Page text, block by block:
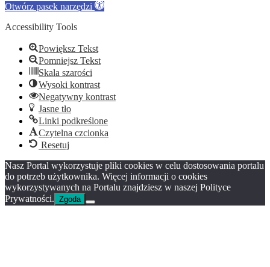
Otwórz pasek narzędzi
Accessibility Tools
Powiększ Tekst
Pomniejsz Tekst
Skala szarości
Wysoki kontrast
Negatywny kontrast
Jasne tło
Linki podkreślone
Czytelna czcionka
Resetuj
Nasz Portal wykorzystuje pliki cookies w celu dostosowania portalu
do potrzeb użytkownika. Więcej informacji o cookies
wykorzystywanych na Portalu znajdziesz w naszej Polityce
Prywatności. Zgoda